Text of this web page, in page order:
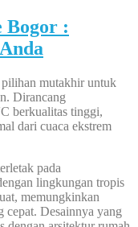
Bogor :
mutakhir untuk
Dirancang
berkualitas tinggi,
dari cuaca ekstrem
pada
lingkungan tropis
memungkinkan
cepat. Desainnya yang